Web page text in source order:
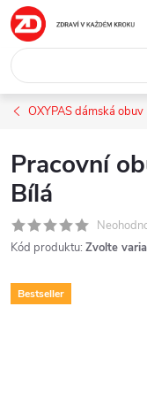
Přejít
na
obsah
OXYPAS dámská obuv
Pracovní
Bílá
Kód produktu: Zvolte
Bestseller